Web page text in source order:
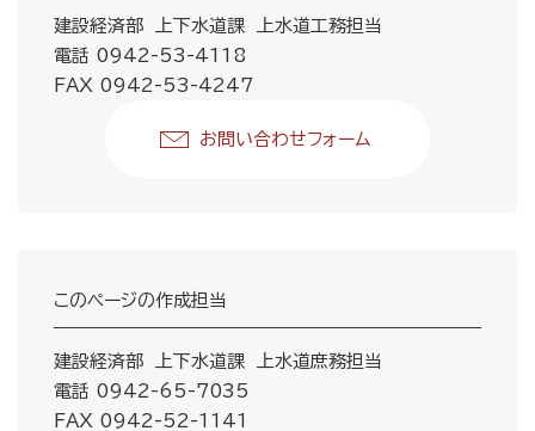
建設経済部 上下水道課 上水道工務担当
電話 0942-53-4118
FAX 0942-53-4247
お問い合わせフォーム
このページの作成担当
建設経済部 上下水道課 上水道庶務担当
電話 0942-65-7035
FAX 0942-52-1141